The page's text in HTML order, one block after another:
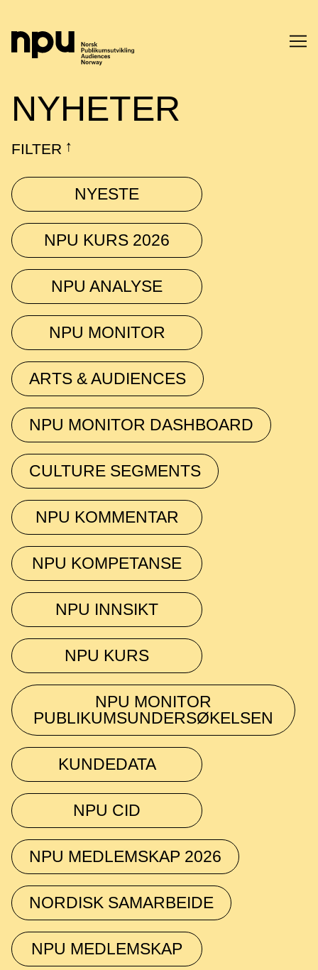
SØK
SØK →
NYHETER
FILTER ↓
NYESTE
NPU KURS 2026
NPU ANALYSE
NPU MONITOR
ARTS & AUDIENCES
NPU MONITOR DASHBOARD
CULTURE SEGMENTS
NPU KOMMENTAR
NPU KOMPETANSE
NPU INNSIKT
NPU KURS
NPU MONITOR
PUBLIKUMSUNDERSØKELSEN
KUNDEDATA
NPU CID
NPU MEDLEMSKAP 2026
NORDISK SAMARBEIDE
NPU MEDLEMSKAP